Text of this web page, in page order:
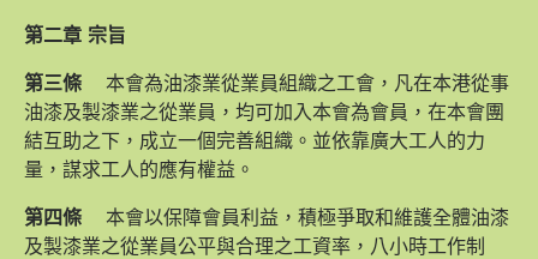
第二章 宗旨
第三條 本會為油漆業從業員組織之工會，凡在本港從事
油漆及製漆業之從業員，均可加入本會為會員，在本會團
結互助之下，成立一個完善組織。並依靠廣大工人的力
量，謀求工人的應有權益。
第四條 本會以保障會員利益，積極爭取和維護全體油漆
及製漆業之從業員公平與合理之工資率，八小時工作制